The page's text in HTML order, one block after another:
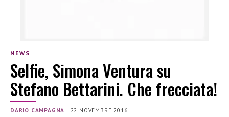
NEWS
Selfie, Simona Ventura su
Stefano Bettarini. Che frecciata!
DARIO CAMPAGNA | 22 NOVEMBRE 2016